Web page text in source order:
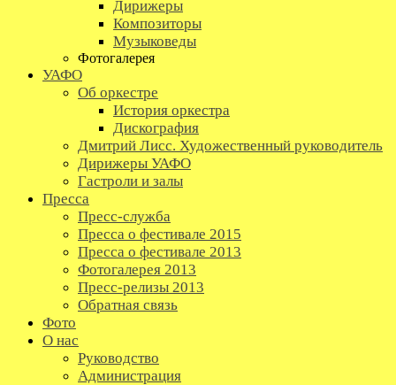
Дирижеры
Композиторы
Музыковеды
Фотогалерея
УАФО
Об оркестре
История оркестра
Дискография
Дмитрий Лисс. Художественный руководитель
Дирижеры УАФО
Гастроли и залы
Пресса
Пресс-служба
Пресса о фестивале 2015
Пресса о фестивале 2013
Фотогалерея 2013
Пресс-релизы 2013
Обратная связь
Фото
О нас
Руководство
Администрация